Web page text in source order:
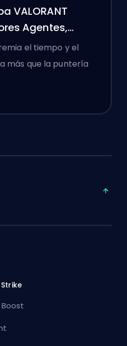
VALORANT
Agentes,
el tiempo y el
más que la puntería
Boost